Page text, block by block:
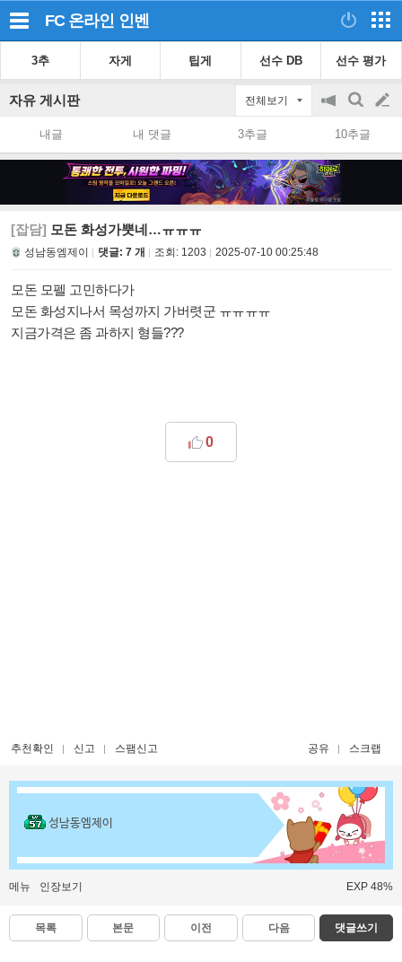
FC 온라인 인벤
3추 자게 팁게 선수 DB 선수 평가
자유 게시판 전체보기
공
지
on/off
검
색
글
쓰
내글 내 댓글 3추글 10추글
[잡담] 모돈 화성가뿟네…ㅠㅠㅠ
성남동엠제이 댓글: 7 개 조회: 1203 2025-07-10 00:25:48
모돈 모펠 고민하다가
모돈 화성지나서 목성까지 가버렷군 ㅠㅠㅠㅠ
지금가격은 좀 과하지 형들???
0
추천확인 신고 스팸신고 공유 스크랩
성남동엠제이
메뉴 인장보기 EXP 48%
목록 본문 이전 다음 댓글쓰기